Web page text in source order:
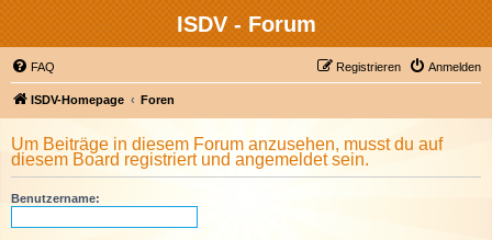
ISDV - Forum
FAQ Anmelden
Registrieren
ISDV-Homepage Foren
Um Beiträge in diesem Forum anzusehen, musst du auf
diesem Board registriert und angemeldet sein.
Benutzername: